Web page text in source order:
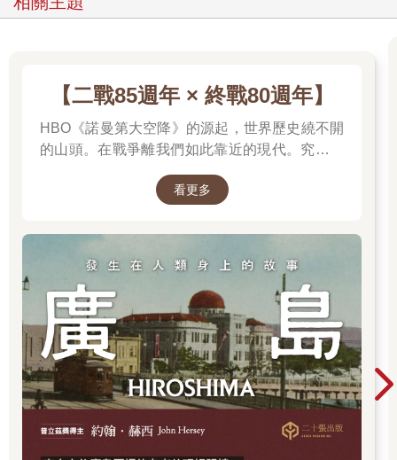
【二戰85週年 × 終戰80週年】
HBO《諾曼第大空降》的源起，世界歷史繞不開
的山頭。在戰爭離我們如此靠近的現代。究竟是
後、影響至今的軍事衝突？我們站在世界和平的
理由。
看更多